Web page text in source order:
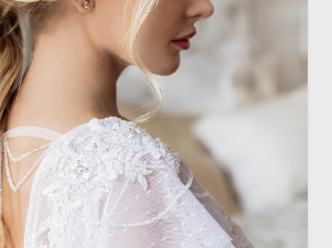
длинные волосы: 15